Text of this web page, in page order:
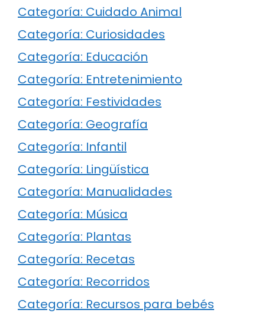
Categoría: Cuidado Animal
Categoría: Curiosidades
Categoría: Educación
Categoría: Entretenimiento
Categoría: Festividades
Categoría: Geografía
Categoría: Infantil
Categoría: Lingüística
Categoría: Manualidades
Categoría: Música
Categoría: Plantas
Categoría: Recetas
Categoría: Recorridos
Categoría: Recursos para bebés